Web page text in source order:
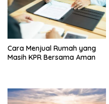
Cara Menjual Rumah yang
Masih KPR Bersama Aman